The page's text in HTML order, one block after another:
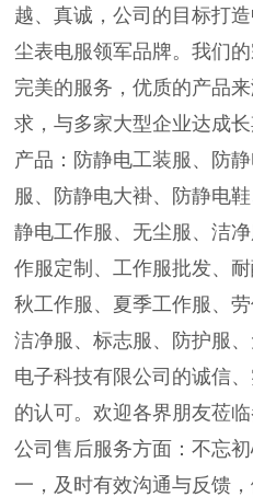
越、真诚，公司的目标打
尘表电服领军品牌。我们
完美的服务，优质的产品
求，与多家大型企业达成
产品：防静电工装服、防
服、防静电大褂、防静电
静电工作服、无尘服、洁
作服定制、工作服批发、
秋工作服、夏季工作服、
洁净服、标志服、防护服
电子科技有限公司的诚信
的认可。欢迎各界朋友莅
公司售后服务方面：不忘
一，及时有效沟通与反馈